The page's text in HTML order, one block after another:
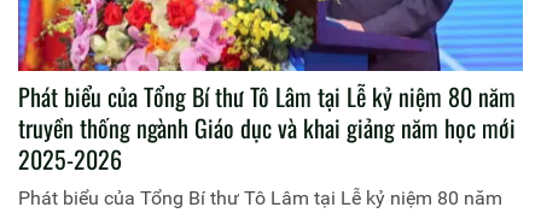
Phát biểu của Tổng Bí thư Tô Lâm tại Lễ kỷ niệm 80 năm
truyền thống ngành Giáo dục và khai giảng năm học mới
2025-2026
Phát biểu của Tổng Bí thư Tô Lâm tại Lễ kỷ niệm 80 năm